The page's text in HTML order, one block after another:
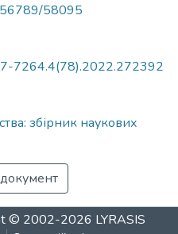
58095
7264.4(78).2022.272392
збірник наукових
© 2002-2026 LYRASIS